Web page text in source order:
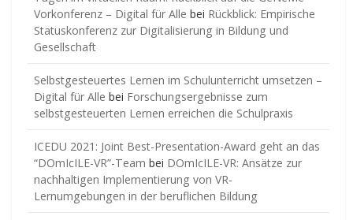
Vorkonferenz – Digital für Alle bei Rückblick: Empirische
Statuskonferenz zur Digitalisierung in Bildung und
Gesellschaft
Selbstgesteuertes Lernen im Schulunterricht umsetzen –
Digital für Alle bei Forschungsergebnisse zum
selbstgesteuerten Lernen erreichen die Schulpraxis
ICEDU 2021: Joint Best-Presentation-Award geht an das
“DOmIcILE-VR”-Team bei DOmIcILE-VR: Ansätze zur
nachhaltigen Implementierung von VR-
Lernumgebungen in der beruflichen Bildung